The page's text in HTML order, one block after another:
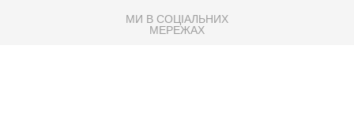
МИ В СОЦІАЛЬНИХ
МЕРЕЖАХ